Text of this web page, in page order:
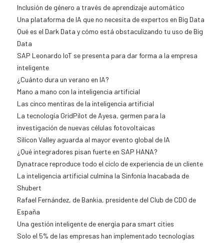
Inclusión de género a través de aprendizaje automático
Una plataforma de IA que no necesita de expertos en Big Data
Qué es el Dark Data y cómo está obstaculizando tu uso de Big
Data
SAP Leonardo IoT se presenta para dar forma a la empresa
inteligente
¿Cuánto dura un verano en IA?
Mano a mano con la inteligencia artificial
Las cinco mentiras de la inteligencia artificial
La tecnología GridPilot de Ayesa, germen para la
investigación de nuevas células fotovoltaicas
Silicon Valley aguarda al mayor evento global de IA
¿Qué integradores pisan fuerte en SAP HANA?
Dynatrace reproduce todo el ciclo de experiencia de un cliente
La inteligencia artificial culmina la Sinfonía Inacabada de
Shubert
Rafael Fernández, de Bankia, presidente del Club de CDO de
España
Una gestión inteligente de energía para smart cities
Solo el 5% de las empresas han implementado tecnologías